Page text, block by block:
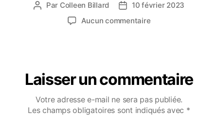
Par Colleen Billard
10 février 2023
Aucun commentaire
Laisser un commentaire
Votre adresse e-mail ne sera pas publiée.
Les champs obligatoires sont indiqués avec *